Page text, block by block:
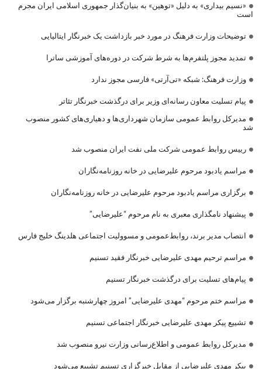
«نسیم بیداری» به دلیل «توهین» به بنیان‌گذار جمهوری اسلامی ایران مجرم
است
توضیحات وزارت فرهنگ در مورد خبر بازداشت یک خبرنگار ایتالیایی
تمدید مجوز پلتفرم‌ها به شرط شرکت در دوره‌های آموزشی ساترا
وزارت فرهنگ: شبکه «تی‌آرتی» فارسی مجوز ندارد
پیام تسلیت معاون رسانه‌ای وزیر برای درگذشت خبرنگار تئاتر
مدیرکل روابط عمومی سازمان شهرداری‌ها و دهیاری‌های کشور منصوب
شد
رییس روابط عمومی شرکت ملی نفت ایران منصوب شد
مراسم یادبود مرحوم علیرضایی در خانه روزنامه‌نگاران
برگزاری مراسم یادبود مرحوم علیرضایی در خانه روزنامه‌نگاران
پیشنهاد نامگذاری معبری به نام مرحوم “علیرضایی”
انتصاب مدیر برند، روابط‌عمومی و مسوولیت اجتماعی هلدینگ خلیج فارس
مراسم ترحیم مهدی علیرضایی خبرنگار فقید تسنیم
پیام‌های تسلیت برای درگذشت خبرنگار تسنیم
مراسم ختم مرحوم “مهدی علیرضایی” امروز چهارشنبه برگزار می‌شود
تشییع پیکر مهدی علیرضایی خبرنگار اجتماعی تسنیم
مدیرکل روابط عمومی و اطلاع‌رسانی وزارت نیرو منصوب شد
پیکر مهدی علیرضایی از مقابل خبرگزاری تسنیم تشییع می‌شود